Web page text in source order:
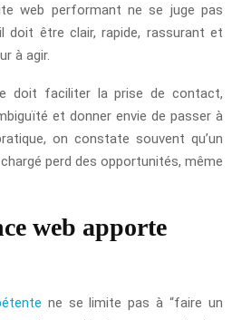
web performant ne se juge pas
doit être clair, rapide, rassurant et
à agir.
doit faciliter la prise de contact,
et donner envie de passer à
on constate souvent qu’un
perd des opportunités, même
web apporte
ne se limite pas à “faire un